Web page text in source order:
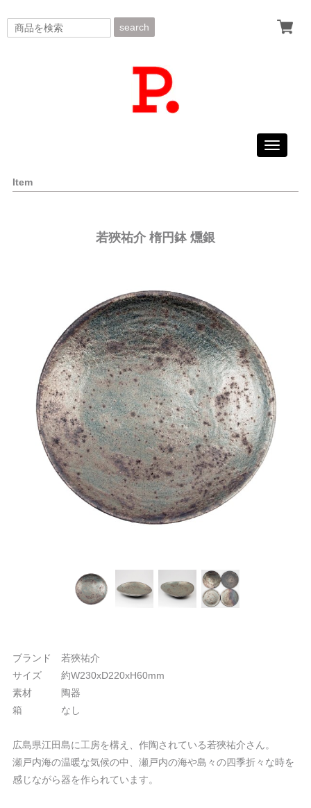
search
Toggle
Item
若狹祐介 楕円鉢 燻銀
ブランド 若狹祐介
サイズ 約W230xD220xH60mm
素材 陶器
箱 なし
広島県江田島に工房を構え、作陶されている若狹祐介さん。
瀬戸内海の温暖な気候の中、瀬戸内の海や島々の​四季折々な時を
感じながら器を作られています。